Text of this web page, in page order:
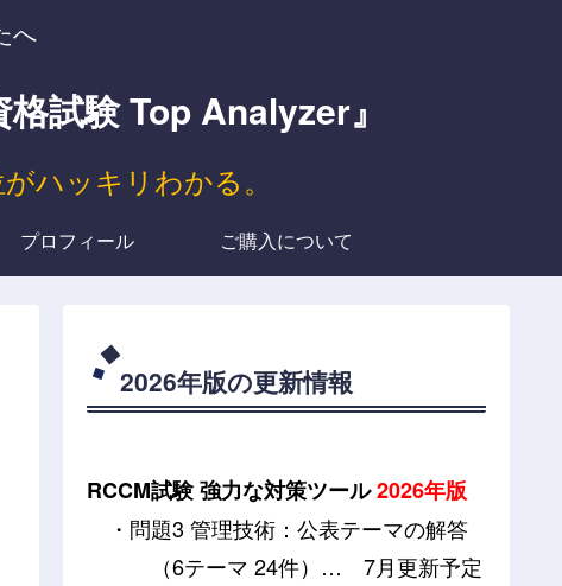
へ
試験 Top Analyzer』
ハッキリわかる。
プロフィール ご購入について
2026年版の更新情報
RCCM試験 強力な対策ツール2026年版
・問題3 管理技術：公表テーマの解答
（6テーマ 24件）… 7月更新予定